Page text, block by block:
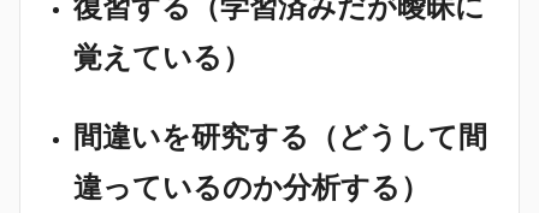
覚えている）
間違いを研究する（どうして間
違っているのか分析する）